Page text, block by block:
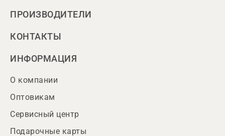
ПРОИЗВОДИТЕЛИ
КОНТАКТЫ
ИНФОРМАЦИЯ
О компании
Оптовикам
Сервисный центр
Подарочные карты